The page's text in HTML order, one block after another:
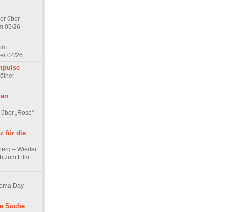
über
05/26
04/26
„Rose“
für die
– Wieder
zum Film
Day –
Suche